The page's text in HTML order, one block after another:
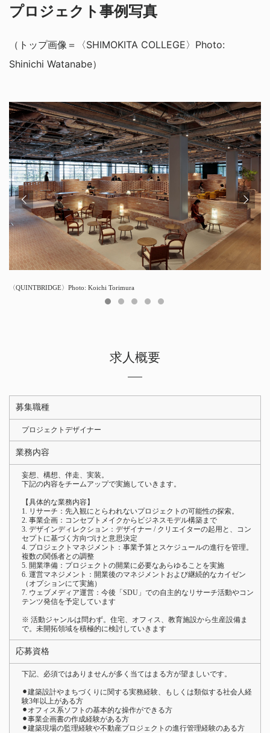
プロジェクト事例写真
（トップ画像＝〈SHIMOKITA COLLEGE〉Photo:
Shinichi Watanabe）
〈QUINTBRIDGE〉Photo: Koichi Torimura
〈BASECAMP TOKYO〉Photo: Daici Ano
〈TERRASTA〉Photo: Nacasa & Partners
事務所風景
事務所風景
求人概要
募集職種
プロジェクトデザイナー
業務内容
妄想、構想、伴走、実装。
下記の内容をチームアップで実施していきます。
【具体的な業務内容】
1. リサーチ：先入観にとらわれないプロジェクトの可能性の探索。
2. 事業企画：コンセプトメイクからビジネスモデル構築まで
3. デザインディレクション：デザイナー / クリエイターの起用と、コン
セプトに基づく方向づけと意思決定
4. プロジェクトマネジメント：事業予算とスケジュールの進行を管理。
複数の関係者との調整
5. 開業準備：プロジェクトの開業に必要なあらゆることを実施
6. 運営マネジメント：開業後のマネジメントおよび継続的なカイゼン
（オプションにて実施）
7. ウェブメディア運営：今後「SDU」での自主的なリサーチ活動やコン
テンツ発信を予定しています
※ 活動ジャンルは問わず。住宅、オフィス、教育施設から生産設備ま
で。未開拓領域を積極的に検討していきます
応募資格
下記、必須ではありませんが多く当てはまる方が望ましいです。
⚫︎建築設計やまちづくりに関する実務経験、もしくは類似する社会人経
験3年以上がある方
⚫︎オフィス系ソフトの基本的な操作ができる方
⚫︎事業企画書の作成経験がある方
⚫︎建築現場の監理経験や不動産プロジェクトの進行管理経験のある方